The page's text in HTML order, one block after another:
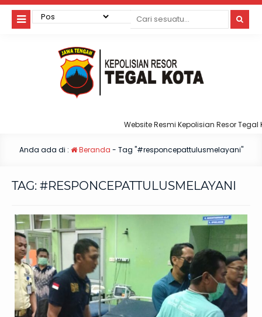
Website Resmi Kepolisian Resor Tegal
Anda ada di : Beranda - Tag "#responcepattulusmelayani"
TAG: #RESPONCEPATTULUSMELAYANI